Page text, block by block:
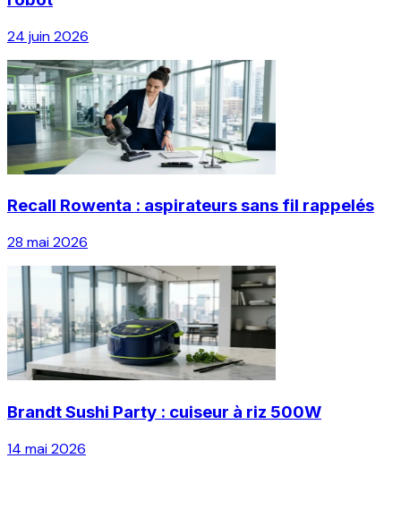
24 juin 2026
Recall Rowenta : aspirateurs sans fil rappelés
28 mai 2026
Brandt Sushi Party : cuiseur à riz 500W
14 mai 2026